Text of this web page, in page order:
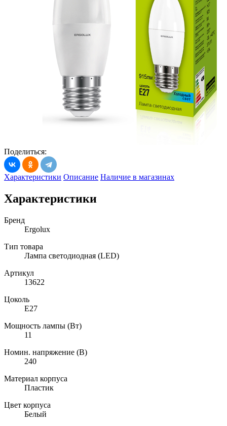
Поделиться:
Характеристики Описание Наличие в магазинах
Характеристики
Бренд
Ergolux
Тип товара
Лампа светодиодная (LED)
Артикул
13622
Цоколь
E27
Мощность лампы (Вт)
11
Номин. напряжение (В)
240
Материал корпуса
Пластик
Цвет корпуса
Белый